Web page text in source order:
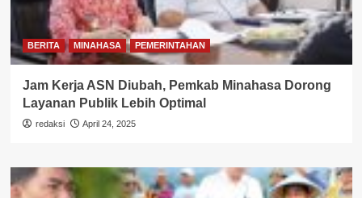
BERITA MINAHASA PEMERINTAHAN
Jam Kerja ASN Diubah, Pemkab Minahasa Dorong
Layanan Publik Lebih Optimal
redaksi April 24, 2025